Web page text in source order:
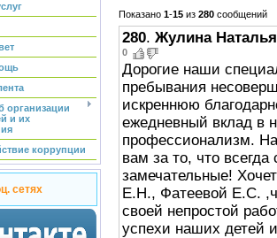
организации
и их
коррупции
сетях
Показано 1-15 из 280 сообщений
280. Жулина Наталья
0
Дорогие наши
пребывания
искреннюю
ежедневный вклад в
профессионализм.
вам за то, что
замечательные!
Е.Н., Фатеевой Е.С.
своей непростой
успехи наших детей